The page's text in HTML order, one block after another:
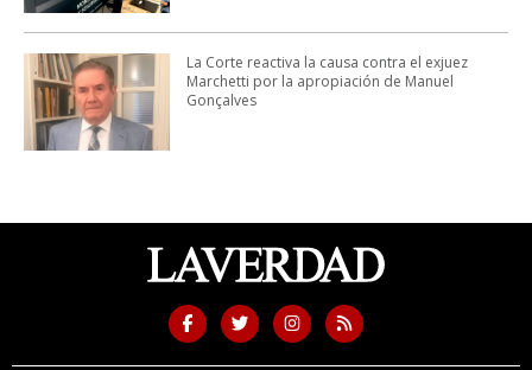
La Corte reactiva la causa contra el exjuez
Marchetti por la apropiación de Manuel
Gonçalves